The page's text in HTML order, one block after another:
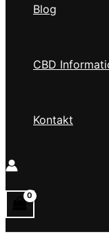
Blog
CBD
Kontakt